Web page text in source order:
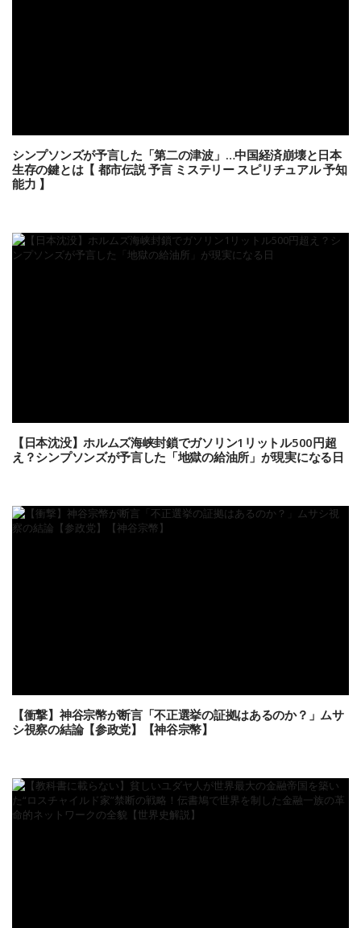
シンプソンズが予言した「第二の津波」…中国経済崩壊と日本
生存の鍵とは【 都市伝説 予言 ミステリー スピリチュアル 予知
能力 】
【日本沈没】ホルムズ海峡封鎖でガソリン1リットル500円超
え？シンプソンズが予言した「地獄の給油所」が現実になる日
【衝撃】神谷宗幣が断言「不正選挙の証拠はあるのか？」ムサ
シ視察の結論【参政党】【神谷宗幣】